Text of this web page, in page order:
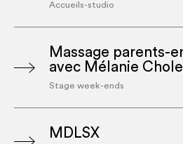
Accueils-studio
Massage parents-
avec Mélanie
Stage week-ends
MDLSX